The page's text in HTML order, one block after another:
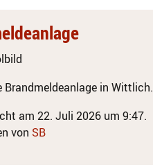
Brandmeldeanlage in Wittlich.
am 22. Juli 2026 um 9:47.
von SB